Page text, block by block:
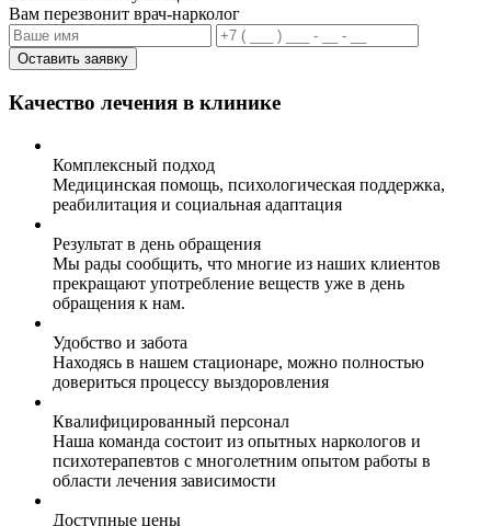
Вам перезвонит врач-нарколог
Оставить заявку
Качество лечения в клинике
Комплексный подход
Медицинская помощь, психологическая поддержка,
реабилитация и социальная адаптация
Результат в день обращения
Мы рады сообщить, что многие из наших клиентов
прекращают употребление веществ уже в день
обращения к нам.
Удобство и забота
Находясь в нашем стационаре, можно полностью
довериться процессу выздоровления
Квалифицированный персонал
Наша команда состоит из опытных наркологов и
психотерапевтов с многолетним опытом работы в
области лечения зависимости
Доступные цены